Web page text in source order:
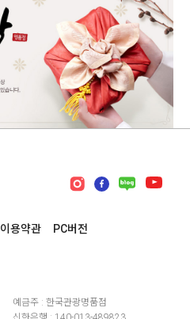
이용약관 PC버전
예금주 : 한국관광명품점